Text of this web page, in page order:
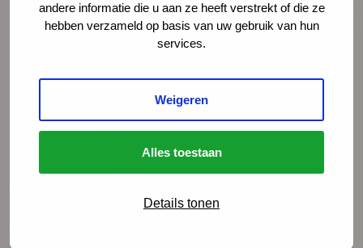
andere informatie die u aan ze heeft verstrekt of die ze
hebben verzameld op basis van uw gebruik van hun
services.
Weigeren
Alles toestaan
Details tonen